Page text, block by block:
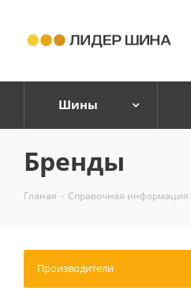
Шины
Бренды
Гланая - Справочная информация
Производители